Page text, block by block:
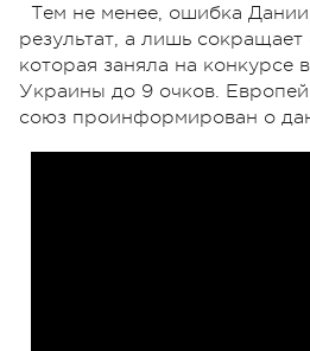
Тем не менее, ошибка
результат, а лишь
которая заняла на конкурсе
Украины до 9 очков.
союз проинформирован о